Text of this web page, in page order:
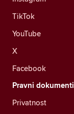
TikTok
YouTube
X
Facebook
Pravni dokumenti
Privatnost